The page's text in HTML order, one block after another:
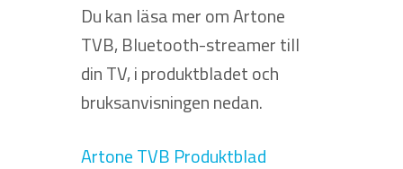
Du kan läsa mer om Artone
TVB, Bluetooth-streamer till
din TV, i produktbladet och
bruksanvisningen nedan.
Artone TVB Produktblad